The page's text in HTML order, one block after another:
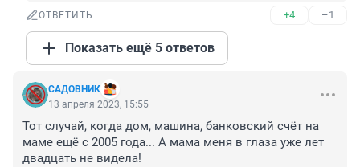
ОТВЕТИТЬ +4 –1
Показать ещё 5 ответов
САДОВНИК
13 апреля 2023, 15:55
Тот случай, когда дом, машина, банковский счёт на
маме ещё с 2005 года... А мама меня в глаза уже лет
двадцать не видела!